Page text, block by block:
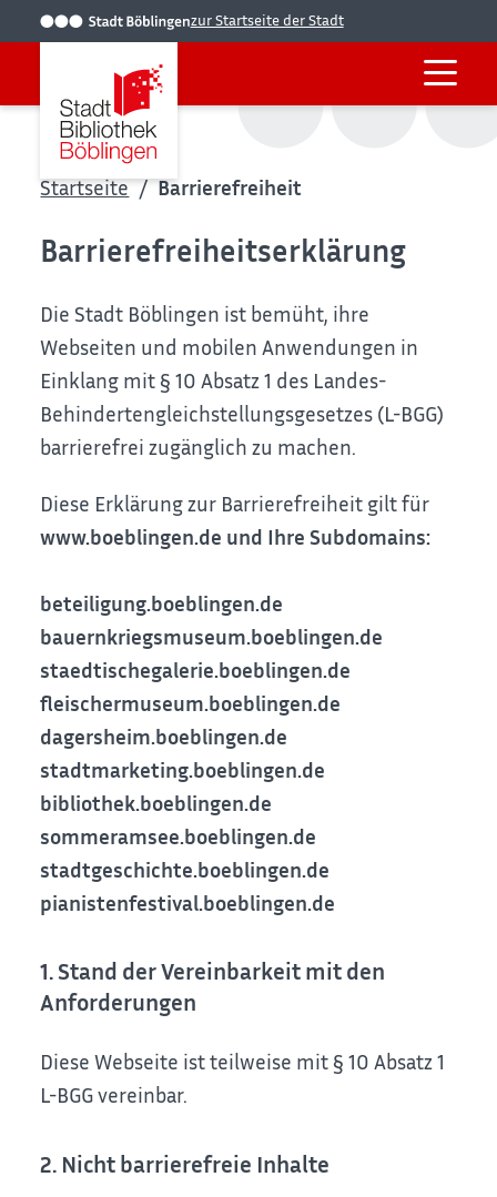
zur Startseite der Stadt
Startseite Barrierefreiheit
Barrierefreiheitserklärung
Die Stadt Böblingen ist bemüht, ihre
Webseiten und mobilen Anwendungen in
Einklang mit § 10 Absatz 1 des Landes-
Behindertengleichstellungsgesetzes (L-BGG)
barrierefrei zugänglich zu machen.
Diese Erklärung zur Barrierefreiheit gilt für
www.boeblingen.de und Ihre Subdomains:
beteiligung.boeblingen.de
bauernkriegsmuseum.boeblingen.de
staedtischegalerie.boeblingen.de
fleischermuseum.boeblingen.de
dagersheim.boeblingen.de
stadtmarketing.boeblingen.de
bibliothek.boeblingen.de
sommeramsee.boeblingen.de
stadtgeschichte.boeblingen.de
pianistenfestival.boeblingen.de
1. Stand der Vereinbarkeit mit den
Anforderungen
Diese Webseite ist teilweise mit § 10 Absatz 1
L-BGG vereinbar.
2. Nicht barrierefreie Inhalte